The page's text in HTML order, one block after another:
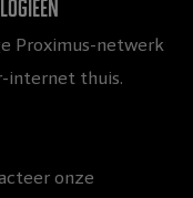
Proximus-netwerk
internet thuis.
onze